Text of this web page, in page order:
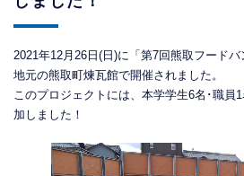
2021年12月26日(日)に「第7回熊取フード
地元の熊取町煉瓦館で開催されました。
このプロジェクトには、本学学生6名･職員
加しました！